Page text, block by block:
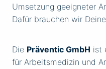
Umsetzung geeigneter
Dafür brauchen wir
Die Präventic GmbH ist
für Arbeitsmedizin und